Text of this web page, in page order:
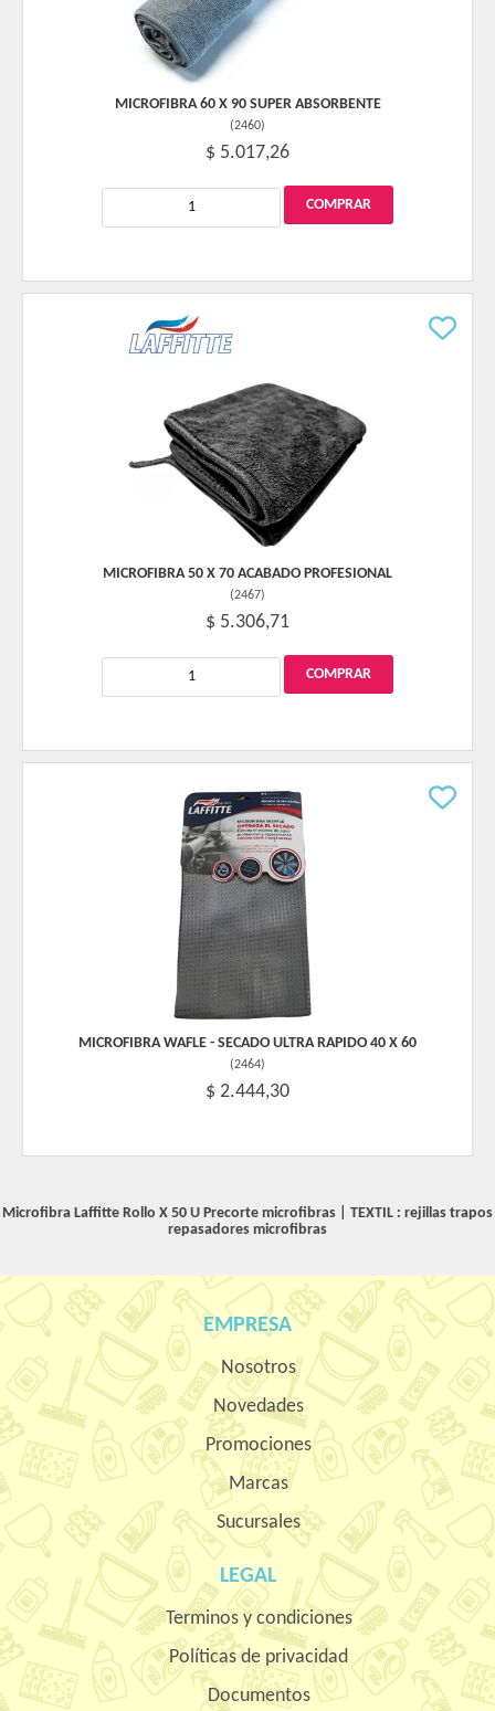
MICROFIBRA 60 X 90 SUPER ABSORBENTE
(2460)
$ 5.017,26
MICROFIBRA 50 X 70 ACABADO PROFESIONAL
(2467)
$ 5.306,71
MICROFIBRA WAFLE - SECADO ULTRA RAPIDO 40 X 60
(2464)
$ 2.444,30
Microfibra Laffitte Rollo X 50 U Precorte microfibras
TEXTIL : rejillas trapos
repasadores microfibras
EMPRESA
Nosotros
Novedades
Promociones
Marcas
Sucursales
LEGAL
Terminos y condiciones
Políticas de privacidad
Documentos